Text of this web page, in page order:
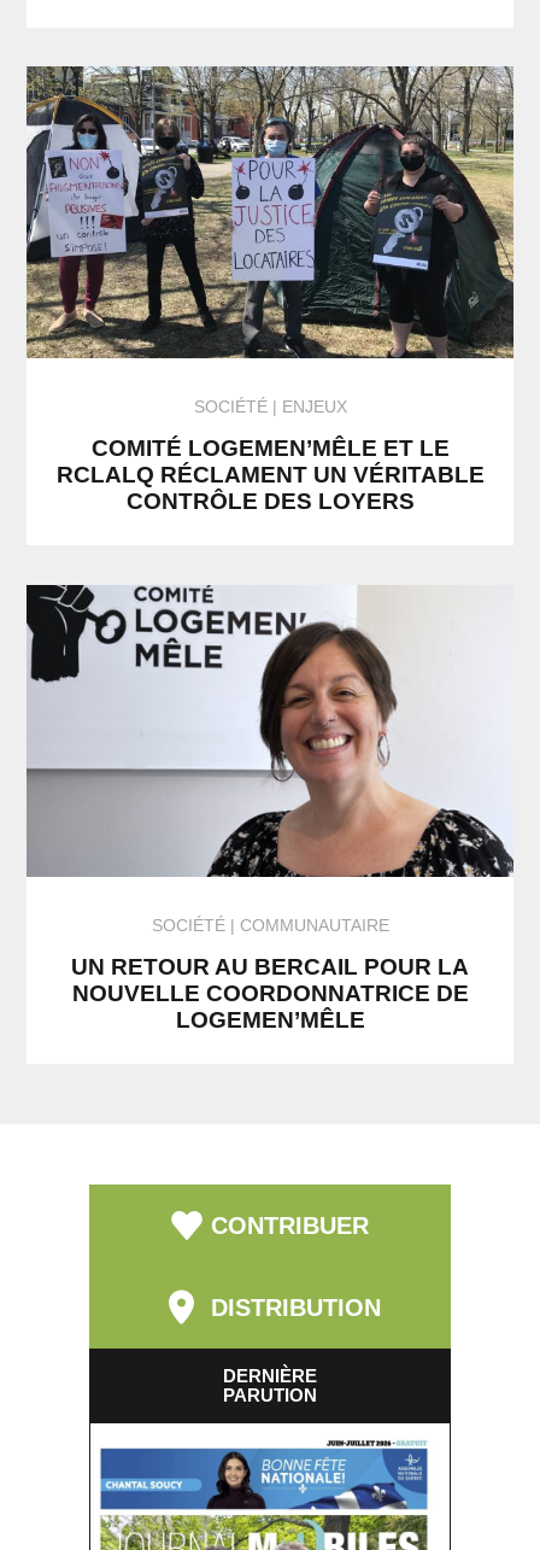
SOCIÉTÉ ENJEUX
COMITÉ LOGEMEN’MÊLE ET LE
RCLALQ RÉCLAMENT UN VÉRITABLE
CONTRÔLE DES LOYERS
SOCIÉTÉ COMMUNAUTAIRE
UN RETOUR AU BERCAIL POUR LA
NOUVELLE COORDONNATRICE DE
LOGEMEN’MÊLE
CONTRIBUER
DISTRIBUTION
DERNIÈRE
PARUTION